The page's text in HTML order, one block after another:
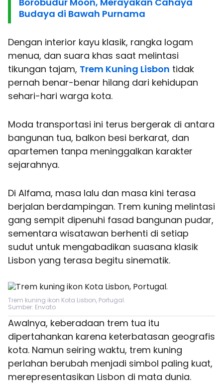
Budaya di Bawah Purnama
Dengan interior kayu klasik, rangka logam
menua, dan suara khas saat melintasi
tikungan tajam, Trem Kuning Lisbon tidak
pernah benar-benar hilang dari kehidupan
sehari-hari warga kota.
Moda transportasi ini terus bergerak di antara
bangunan tua, balkon besi berkarat, dan
apartemen tanpa meninggalkan karakter
sejarahnya.
Di Alfama, masa lalu dan masa kini terasa
berjalan berdampingan. Trem kuning melintasi
gang sempit dipenuhi fasad bangunan pudar,
sementara wisatawan berhenti di setiap
sudut untuk mengabadikan suasana klasik
Lisbon yang terasa begitu sinematik.
Trem kuning ikon Kota Lisbon, Portugal.
Sumber: Envato
Awalnya, keberadaan trem tua itu
dipertahankan karena keterbatasan geografis
kota. Namun seiring waktu, trem kuning
perlahan berubah menjadi simbol paling kuat,
merepresentasikan Lisbon di mata dunia.